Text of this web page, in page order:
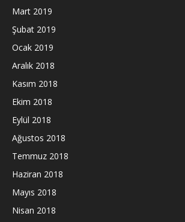
Mart 2019
Şubat 2019
Ocak 2019
Aralık 2018
Kasım 2018
Ekim 2018
Eylül 2018
Ağustos 2018
Temmuz 2018
Haziran 2018
Mayıs 2018
Nisan 2018